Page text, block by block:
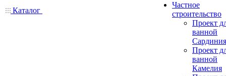
Каталог
Частное
строительство
Проект
ванной
Сардиния
Проект
ванной
Камелия